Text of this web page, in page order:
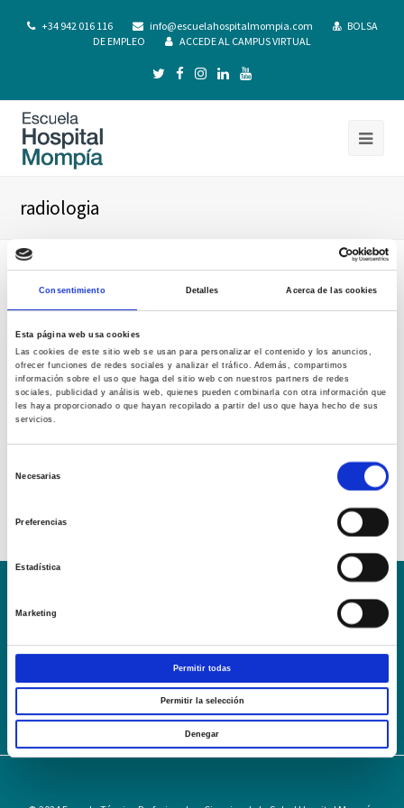
Consentimiento Detalles Acerca de las cookies
Esta página web usa cookies
Las cookies de este sitio web se usan para personalizar el contenido y los anuncios,
ofrecer funciones de redes sociales y analizar el tráfico. Además, compartimos
información sobre el uso que haga del sitio web con nuestros partners de redes
sociales, publicidad y análisis web, quienes pueden combinarla con otra información que
les haya proporcionado o que hayan recopilado a partir del uso que haya hecho de sus
servicios.
Necesarias
Preferencias
Estadística
Marketing
Permitir todas
Permitir la selección
Denegar
+34 942 016 116 info@escuelahospitalmompia.com
BOLSA
DE EMPLEO
ACCEDE AL CAMPUS VIRTUAL
radiologia
ONLINE
Política de Privacidad
Política de cookies
Campus Virtual
Webmail User Login